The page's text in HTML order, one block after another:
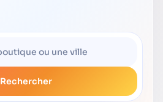
Rechercher